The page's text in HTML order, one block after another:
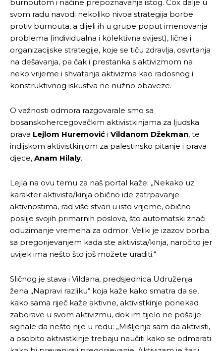
burnoutom i načine prepoznavanja istog. Cox dalje u
svom radu navodi nekoliko nivoa strategija borbe
protiv burnouta, a dijeli ih u grupe poput imenovanja
problema (individualna i kolektivna svijest), lične i
organizacijske strategije, koje se tiču zdravlja, osvrtanja
na dešavanja, pa čak i prestanka s aktivizmom na
neko vrijeme i shvatanja aktivizma kao radosnog i
konstruktivnog iskustva ne nužno obaveze.
O važnosti odmora razgovarale smo sa
bosanskohercegovačkim aktivistkinjama za ljudska
prava Lejlom Huremović i Vildanom Džekman, te
indijskom aktivistkinjom za palestinsko pitanje i prava
djece, Anam Hilaly.
Lejla na ovu temu za naš portal kaže: „Nekako uz
karakter aktivista/kinja obično ide zatrpavanje
aktivnostima, rad više stvari u isto vrijeme, obično
poslije svojih primarnih poslova, što automatski znači
oduzimanje vremena za odmor. Veliki je izazov borba
sa pregorijevanjem kada ste aktivista/kinja, naročito jer
uvijek ima nešto što još možete uraditi.“
Sličnog je stava i Vildana, predsjednica Udruženja
žena „Napravi razliku“ koja kaže kako smatra da se,
kako sama riječ kaže aktivne, aktivistkinje ponekad
zaborave u svom aktivizmu, dok im tijelo ne pošalje
signale da nešto nije u redu: „Mišljenja sam da aktivisti,
a osobito aktivistkinje trebaju naučiti kako se odmarati